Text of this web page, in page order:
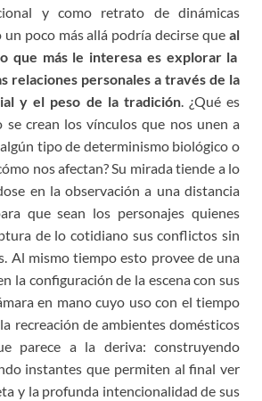
y como retrato de dinámicas
poco más allá podría decirse que al
que más le interesa es explorar la
relaciones personales a través de la
y el peso de la tradición. ¿Qué es
se crean los vínculos que nos unen a
algún tipo de determinismo biológico o
nos afectan? Su mirada tiende a lo
en la observación a una distancia
que sean los personajes quienes
de lo cotidiano sus conflictos sin
Al mismo tiempo esto provee de una
la configuración de la escena con sus
en mano cuyo uso con el tiempo
recreación de ambientes domésticos
parece a la deriva: construyendo
instantes que permiten al final ver
y la profunda intencionalidad de sus